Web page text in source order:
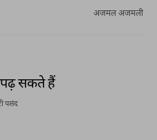
अजमल अजमली
सकते हैं
पसंद